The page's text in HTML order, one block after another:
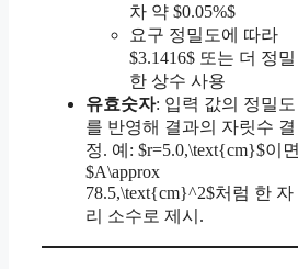
차 약 $0.05%$
요구 정밀도에 따라
$3.1416$ 또는 더 정밀
한 상수 사용
유효숫자: 입력 값의 정밀도
를 반영해 결과의 자릿수 결
정. 예: $r=5.0,\text{cm}$이면
$A\approx
78.5,\text{cm}^2$처럼 한 자
리 소수로 제시.